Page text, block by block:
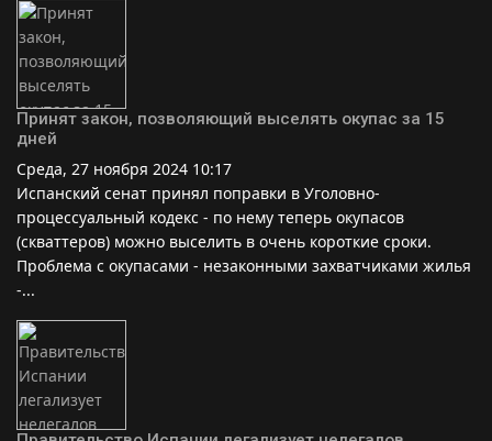
Принят закон, позволяющий выселять окупас за 15
дней
Среда, 27 ноября 2024 10:17
Испанский сенат принял поправки в Уголовно-
процессуальный кодекс - по нему теперь окупасов
(скваттеров) можно выселить в очень короткие сроки.
Проблема с окупасами - незаконными захватчиками жилья
-...